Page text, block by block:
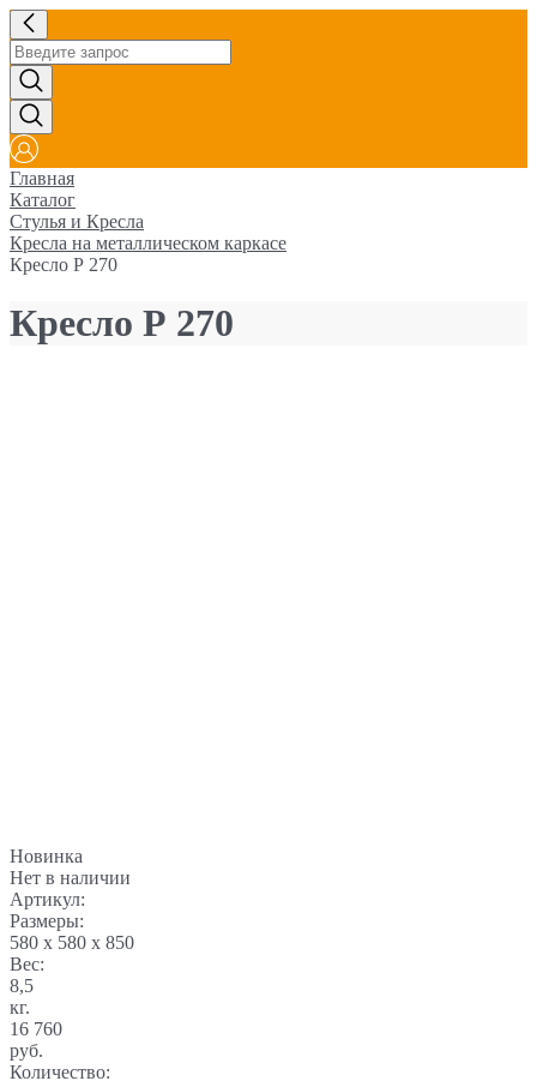
Главная
Каталог
Стулья и Кресла
Кресла на металлическом каркасе
Кресло Р 270
Кресло Р 270
Новинка
Нет в наличии
Артикул:
Размеры:
580 x 580 x 850
Вес:
8,5
кг.
16 760
руб.
Количество: